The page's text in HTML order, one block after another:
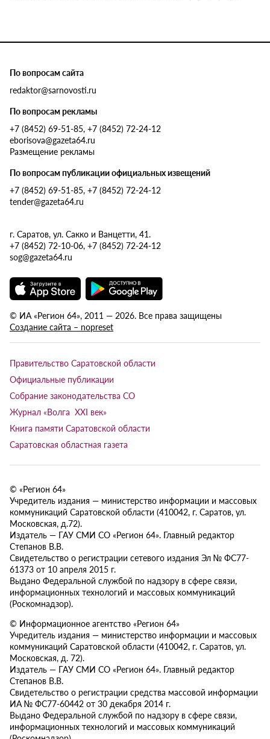
По вопросам сайта
redaktor@sarnovosti.ru
По вопросам рекламы
+7 (8452) 69-51-85, +7 (8452) 72-24-12
eborisova@gazeta64.ru
Размещение рекламы
По вопросам публикации официальных извещений
+7 (8452) 69-51-85, +7 (8452) 72-24-12
tender@gazeta64.ru
г. Саратов, ул. Сакко и Ванцетти, 41.
+7 (8452) 72-10-06, +7 (8452) 72-24-12
sog@gazeta64.ru
© ИА «Регион 64», 2011 — 2026. Все права защищены
Создание сайта – nopreset
Правительство Саратовской области
Официальные публикации
Собрание законодательства СО
Журнал «Волга XXI век»
Книга памяти Саратовской области
Саратовская областная газета
© «Регион 64»
Учредитель издания — министерство информации и массовых
коммуникаций Саратовской области (410042, г. Саратов, ул.
Московская, д.72).
Издатель — ГАУ СМИ СО «Регион 64». Главный редактор
Степанов В.В.
Свидетельство о регистрации сетевого издания Эл № ФС77-
61373 от 10 апреля 2015 г.
Выдано Федеральной службой по надзору в сфере связи,
информационных технологий и массовых коммуникаций
(Роскомнадзор).
© Информационное агентство «Регион 64»
Учредитель издания — министерство информации и массовых
коммуникаций Саратовской области (410042, г. Саратов, ул.
Московская, д. 72).
Издатель — ГАУ СМИ СО «Регион 64». Главный редактор
Степанов В.В.
Свидетельство о регистрации средства массовой информации
ИА № ФС77-60442 от 30 декабря 2014 г.
Выдано Федеральной службой по надзору в сфере связи,
информационных технологий и массовых коммуникаций